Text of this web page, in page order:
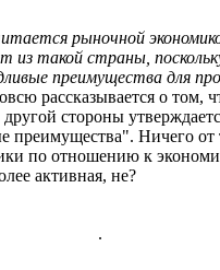
рыночной
из такой страны,
преимущества для
рассказывается о том,
стороны
Ничего от
по отношению к
активная, не?
.